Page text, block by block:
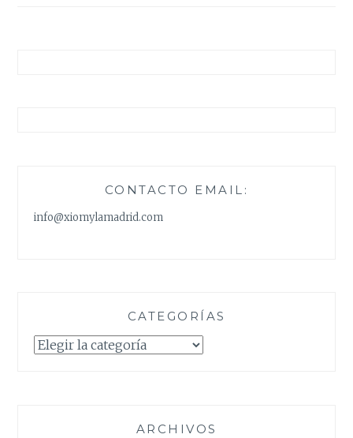
CONTACTO EMAIL:
info@xiomylamadrid.com
CATEGORÍAS
Categorías
ARCHIVOS